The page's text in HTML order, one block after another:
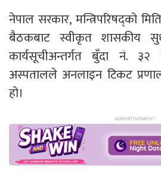
नेपाल सरकार, मन्त्रिपरिषद्को
बैठकबाट स्वीकृत शासकीय
कार्यसूचीअन्तर्गत बुँदा नं. ३२
अस्पतालले अनलाइन टिकट
हो।